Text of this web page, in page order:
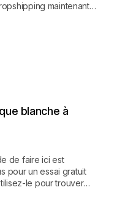
maintenant,
je vous ai montrées
de dropshipping
boutique !
blanche à
de faire ici est
pour un essai gratuit
le pour trouver